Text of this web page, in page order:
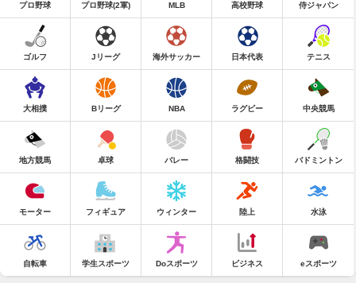
プロ野球 プロ野球(2軍) MLB 高校野球 侍ジャパン
ゴルフ Jリーグ 海外サッカー 日本代表 テニス
大相撲 Bリーグ NBA ラグビー 中央競馬
地方競馬 卓球 バレー 格闘技 バドミントン
モーター フィギュア ウィンター 陸上 水泳
自転車 学生スポーツ Doスポーツ ビジネス eスポーツ